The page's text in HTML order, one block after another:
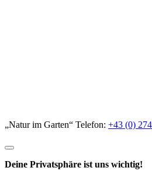
„Natur im Garten“ Telefon: +43 (0)
Deine Privatsphäre ist uns wichtig!